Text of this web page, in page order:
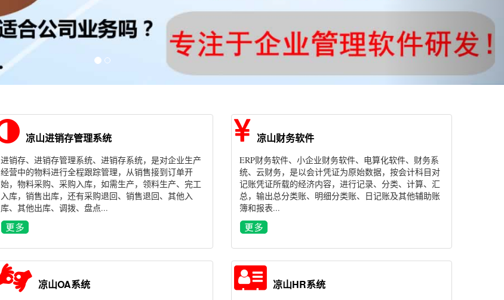
凉山进销存管理系统
进销存、进销存管理系统、进销存系统，是对企业生产
经营中的物料进行全程跟踪管理，从销售接到订单开
始，物料采购、采购入库，如需生产，领料生产、完工
入库，销售出库，还有采购退回、销售退回、其他入
库、其他出库、调拨、盘点...
凉山财务软件
ERP财务软件、小企业财务软件、电算化软件、财务系
统、云财务，是以会计凭证为原始数据，按会计科目对
记账凭证所载的经济内容，进行记录、分类、计算、汇
总，输出总分类账、明细分类账、日记账及其他辅助账
簿和报表...
凉山OA系统 凉山HR系统